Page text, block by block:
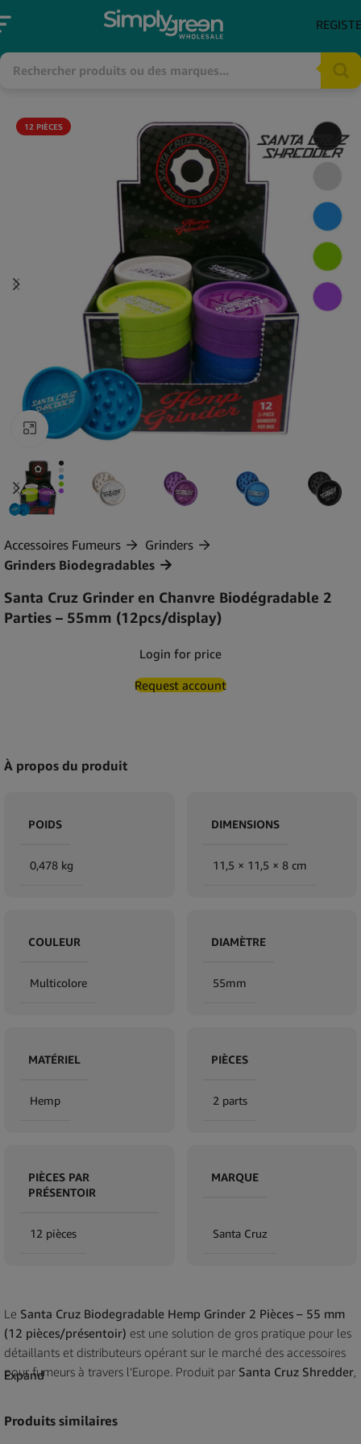
12 PIÈCES
Agrandir
Accessoires Fumeurs
Grinders
Grinders Biodegradables
Santa Cruz Grinder en Chanvre Biodégradable 2
Parties – 55mm (12pcs/display)
Login for price
Request account
À propos du produit
POIDS
0,478 kg
DIMENSIONS
11,5 × 11,5 × 8 cm
COULEUR
Multicolore
DIAMÈTRE
55mm
MATÉRIEL
Hemp
PIÈCES
2 parts
PIÈCES PAR
PRÉSENTOIR
12 pièces
MARQUE
Santa Cruz
Le Santa Cruz Biodegradable Hemp Grinder 2 Pièces – 55 mm
(12 pièces/présentoir) est une solution de gros pratique pour les
détaillants et distributeurs opérant sur le marché des accessoires
pour fumeurs à travers l’Europe. Produit par Santa Cruz Shredder
Expand
Produits similaires